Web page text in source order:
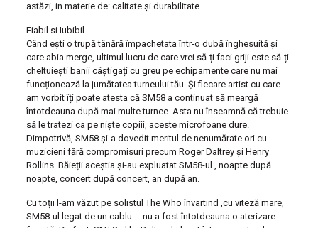
astăzi, in materie de: calitate și durabilitate.
Fiabil si Iubibil
Când ești o trupă tânără împachetata într-o dubă înghesuită și
care abia merge, ultimul lucru de care vrei să-ți faci griji este să-ți
cheltuiești banii câștigați cu greu pe echipamente care nu mai
funcționează la jumătatea turneului tău. Și fiecare artist cu care
am vorbit îți poate atesta că SM58 a continuat să meargă
întotdeauna după mai multe turnee. Asta nu înseamnă că trebuie
să le tratezi ca pe niște copiii, aceste microfoane dure.
Dimpotrivă, SM58 și-a dovedit meritul de nenumărate ori cu
muzicieni fără compromisuri precum Roger Daltrey și Henry
Rollins. Băieții aceștia și-au expluatat SM58-ul , noapte după
noapte, concert după concert, an după an.
Cu toții l-am văzut pe solistul The Who învartind ,cu viteză mare,
SM58-ul legat de un cablu … nu a fost întotdeauna o aterizare